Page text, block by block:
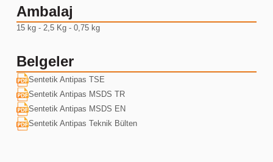
Ambalaj
15 kg - 2,5 Kg - 0,75 kg
Belgeler
Sentetik Antipas TSE
Sentetik Antipas MSDS TR
Sentetik Antipas MSDS EN
Sentetik Antipas Teknik Bülten